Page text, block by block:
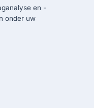
en -
onder uw